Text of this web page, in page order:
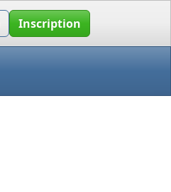
Inscription